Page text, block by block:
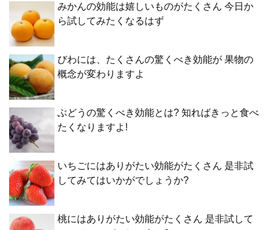
みかんの効能は嬉しいものがたくさん 今日か
ら試してみたくなるはず
びわには、たくさんの驚くべき効能が 果物の
概念が変わりますよ
ぶどうの驚くべき効能とは? 知ればきっと食べ
たくなりますよ!
いちごにはありがたい効能がたくさん 是非試
してみてはいかがでしょうか?
桃にはありがたい効能がたくさん 是非試して